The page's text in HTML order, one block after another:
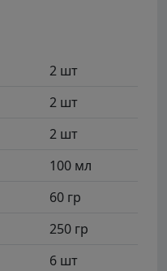
2 шт
2 шт
2 шт
100 мл
60 гр
250 гр
6 шт